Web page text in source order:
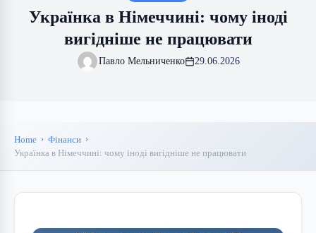
Українка в Німеччині: чому іноді
вигідніше не працювати
Павло Мельниченко 29.06.2026
Home
Фінанси
Українка в Німеччині: чому іноді вигідніше не працювати